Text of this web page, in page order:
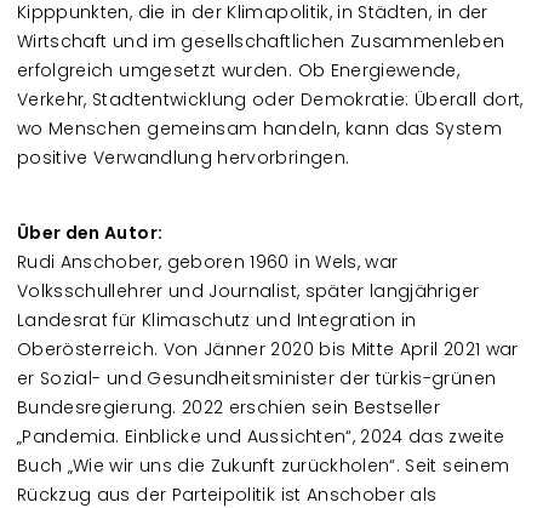
Kipppunkten, die in der Klimapolitik, in Städten, in der
Wirtschaft und im gesellschaftlichen Zusammenleben
erfolgreich umgesetzt wurden. Ob Energiewende,
Verkehr, Stadtentwicklung oder Demokratie: Überall dort,
wo Menschen gemeinsam handeln, kann das System
positive Verwandlung hervorbringen.
Über den Autor:
Rudi Anschober, geboren 1960 in Wels, war
Volksschullehrer und Journalist, später langjähriger
Landesrat für Klimaschutz und Integration in
Oberösterreich. Von Jänner 2020 bis Mitte April 2021 war
er Sozial- und Gesundheitsminister der türkis-grünen
Bundesregierung. 2022 erschien sein Bestseller
„Pandemia. Einblicke und Aussichten“, 2024 das zweite
Buch „Wie wir uns die Zukunft zurückholen“. Seit seinem
Rückzug aus der Parteipolitik ist Anschober als